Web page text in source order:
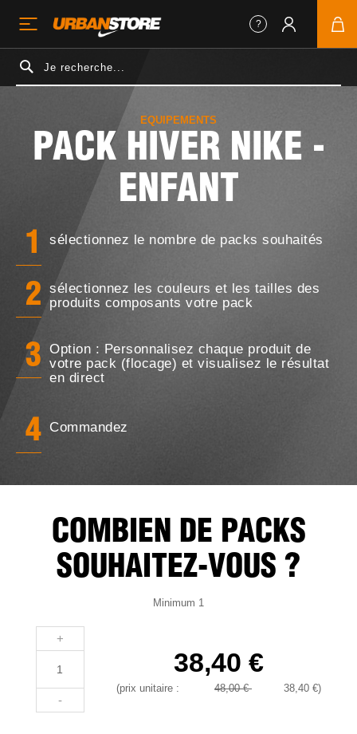
EQUIPEMENTS
PACK HIVER NIKE -
ENFANT
1 sélectionnez le nombre de packs souhaités
2 sélectionnez les couleurs et les tailles des
produits composants votre pack
3 Option : Personnalisez chaque produit de
votre pack (flocage) et visualisez le résultat
en direct
4 Commandez
COMBIEN DE PACKS
SOUHAITEZ-VOUS ?
Minimum 1
+
-
38,40 €
(prix unitaire : 48,00 € 38,40 €)